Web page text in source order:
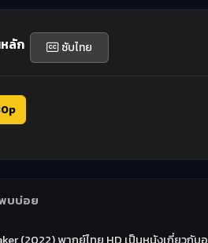
ลัก ซับไทย
บบ่อย